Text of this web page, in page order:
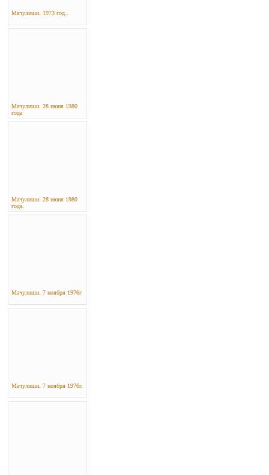
Мачулиши. 1973 год..
Мачулиши. 28 июня 1980
года
Мачулиши. 28 июня 1980
года.
Мачулиши. 7 ноября 1976г
Мачулиши. 7 ноября 1976г.